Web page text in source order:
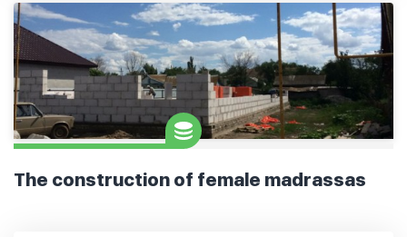
The construction of female madrassas